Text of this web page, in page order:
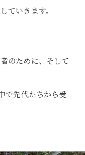
ていきます。
のために、そして
で先代たちから受